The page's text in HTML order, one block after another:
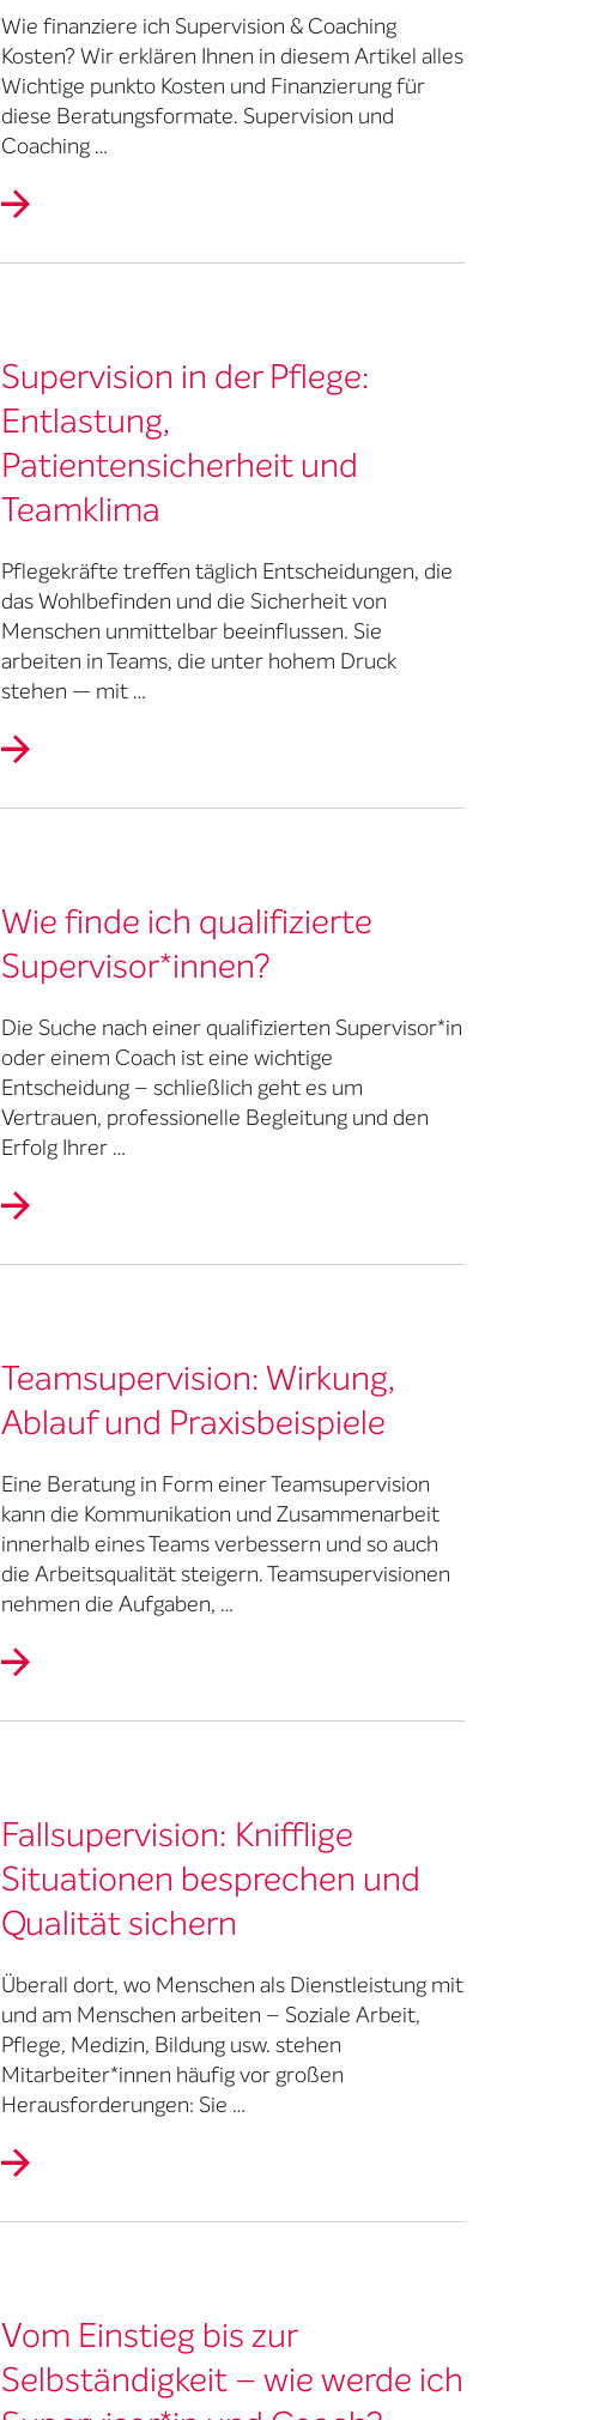
Wie finanziere ich Supervision & Coaching
Kosten? Wir erklären Ihnen in diesem Artikel alles
Wichtige punkto Kosten und Finanzierung für
diese Beratungsformate. Supervision und
Coaching …
Supervision in der Pflege:
Entlastung,
Patientensicherheit und
Teamklima
Pflegekräfte treffen täglich Entscheidungen, die
das Wohlbefinden und die Sicherheit von
Menschen unmittelbar beeinflussen. Sie
arbeiten in Teams, die unter hohem Druck
stehen — mit …
Wie finde ich qualifizierte
Supervisor*innen?
Die Suche nach einer qualifizierten Supervisor*in
oder einem Coach ist eine wichtige
Entscheidung – schließlich geht es um
Vertrauen, professionelle Begleitung und den
Erfolg Ihrer …
Teamsupervision: Wirkung,
Ablauf und Praxisbeispiele
Eine Beratung in Form einer Teamsupervision
kann die Kommunikation und Zusammenarbeit
innerhalb eines Teams verbessern und so auch
die Arbeitsqualität steigern. Teamsupervisionen
nehmen die Aufgaben, …
Fallsupervision: Knifflige
Situationen besprechen und
Qualität sichern
Überall dort, wo Menschen als Dienstleistung mit
und am Menschen arbeiten – Soziale Arbeit,
Pflege, Medizin, Bildung usw. stehen
Mitarbeiter*innen häufig vor großen
Herausforderungen: Sie …
Vom Einstieg bis zur
Selbständigkeit – wie werde ich